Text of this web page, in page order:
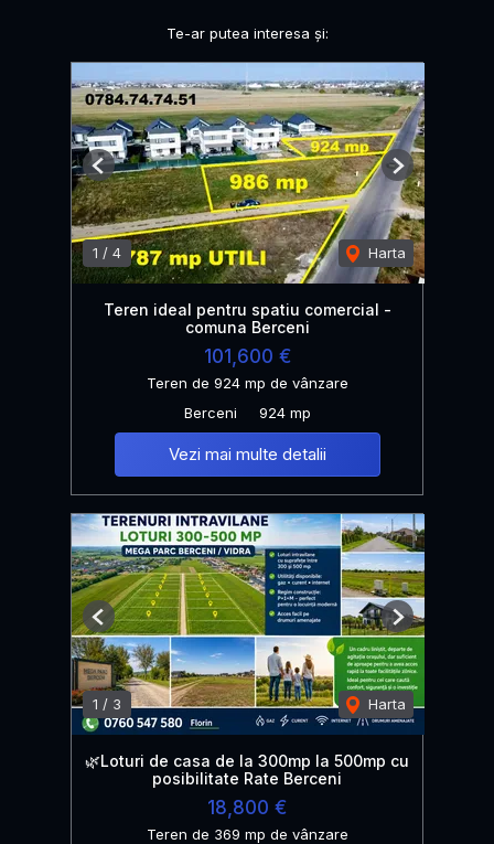
Te-ar putea interesa și:
1 / 4 Harta
Previous Next
Teren ideal pentru spatiu comercial -
comuna Berceni
101,600 €
Teren de 924 mp de vânzare
Berceni
924 mp
Vezi mai multe detalii
1 / 3 Harta
Previous Next
🌿Loturi de casa de la 300mp la 500mp cu
posibilitate Rate Berceni
18,800 €
Teren de 369 mp de vânzare